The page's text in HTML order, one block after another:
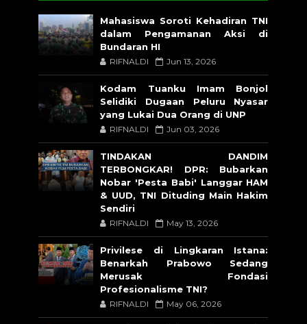
Mahasiswa Soroti Kehadiran TNI
dalam Pengamanan Aksi di
Bundaran HI
RIFNALDI Jun 13, 2026
Kodam Tuanku Imam Bonjol
Selidiki Dugaan Peluru Nyasar
yang Lukai Dua Orang di UNP
RIFNALDI Jun 03, 2026
TINDAKAN DANDIM
TERBONGKAR! DPR: Bubarkan
Nobar 'Pesta Babi' Langgar HAM
& UUD, TNI Dituding Main Hakim
Sendiri
RIFNALDI May 13, 2026
Privilese di Lingkaran Istana:
Benarkah Prabowo Sedang
Merusak Fondasi
Profesionalisme TNI?
RIFNALDI May 06, 2026